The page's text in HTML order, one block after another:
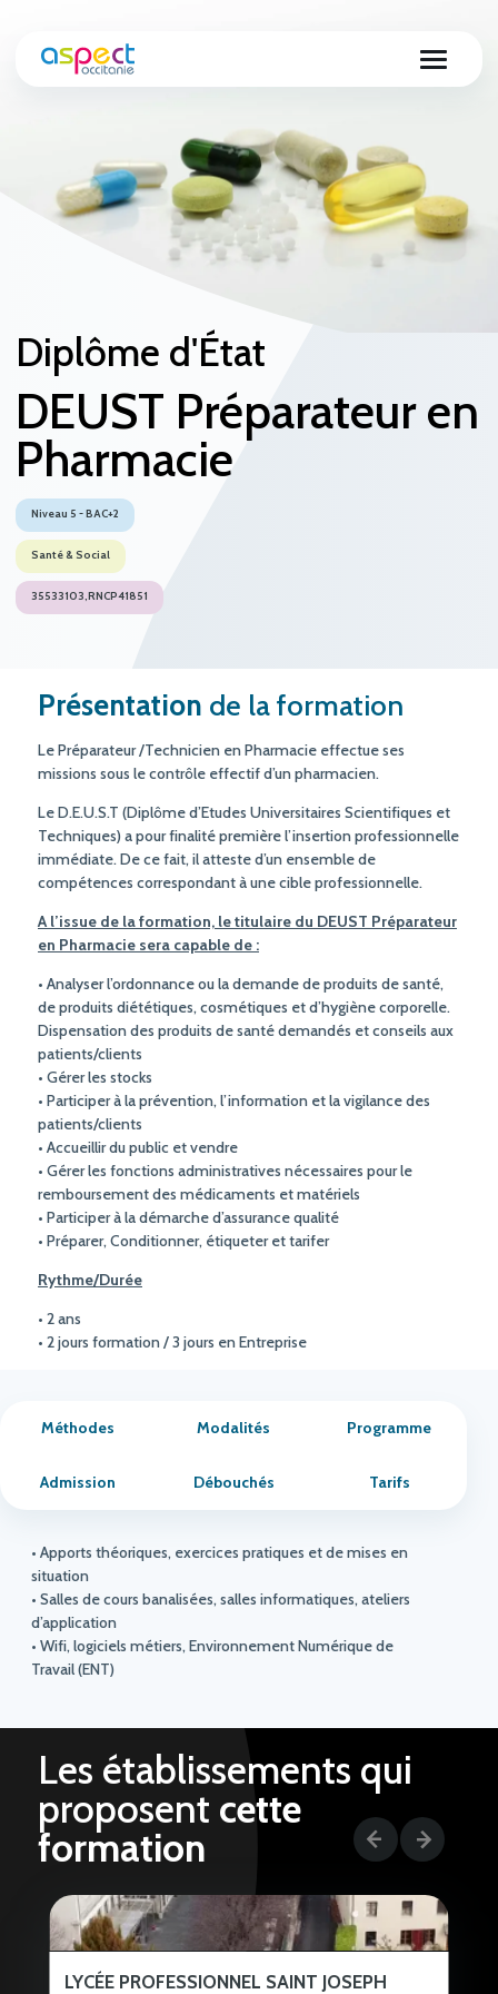
DEUST Préparateur en
Pharmacie
Diplôme d'État
Niveau 5 - BAC+2
Santé & Social
35533103,RNCP41851
Présentation de la formation
Le Préparateur /Technicien en Pharmacie effectue ses
missions sous le contrôle effectif d’un pharmacien.
Le D.E.U.S.T (Diplôme d’Etudes Universitaires Scientifiques et
Techniques) a pour finalité première l’insertion professionnelle
immédiate. De ce fait, il atteste d’un ensemble de
compétences correspondant à une cible professionnelle.
A l’issue de la formation, le titulaire du DEUST Préparateur
en Pharmacie sera capable de :
• Analyser l’ordonnance ou la demande de produits de santé,
de produits diététiques, cosmétiques et d’hygiène corporelle.
Dispensation des produits de santé demandés et conseils aux
patients/clients
• Gérer les stocks
• Participer à la prévention, l’information et la vigilance des
patients/clients
• Accueillir du public et vendre
• Gérer les fonctions administratives nécessaires pour le
remboursement des médicaments et matériels
• Participer à la démarche d’assurance qualité
• Préparer, Conditionner, étiqueter et tarifer
Rythme/Durée
• 2 ans
• 2 jours formation / 3 jours en Entreprise
Méthodes Modalités Programme
Admission Débouchés Tarifs
• Apports théoriques, exercices pratiques et de mises en
situation
• Salles de cours banalisées, salles informatiques, ateliers
d’application
• Wifi, logiciels métiers, Environnement Numérique de
Travail (ENT)
Les établissements qui
proposent cette
formation
LYCÉE PROFESSIONNEL SAINT JOSEPH